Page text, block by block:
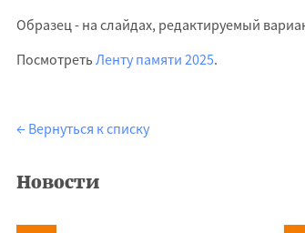
Образец - на слайдах, редактируемый
Посмотреть Ленту памяти 2025.
← Вернуться к списку
Новости